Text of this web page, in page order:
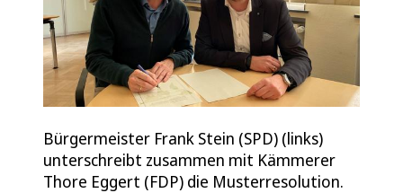
Bürgermeister Frank Stein (SPD) (links)
unterschreibt zusammen mit Kämmerer
Thore Eggert (FDP) die Musterresolution.